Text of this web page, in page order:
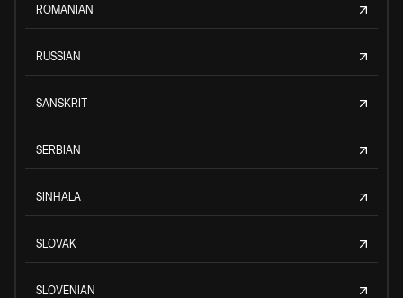
ROMANIAN
RUSSIAN
SANSKRIT
SERBIAN
SINHALA
SLOVAK
SLOVENIAN